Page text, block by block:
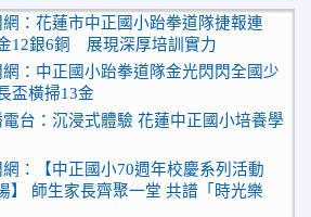
：花蓮市中正國小跆拳道隊捷報連
12銀6銅 展現深厚培訓實力
網：中正國小跆拳道隊金光閃閃全國少
盃橫掃13金
電台：沉浸式體驗 花蓮中正國小培養學
網：【中正國小70週年校慶系列活動
】 師生家長齊聚一堂 共譜「時光樂